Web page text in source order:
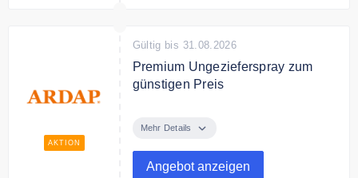
AKTION
Gültig bis 31.08.2026
Premium Ungezieferspray zum
günstigen Preis
Premium Ungezieferspray zum
Mehr Details
Angebot anzeigen